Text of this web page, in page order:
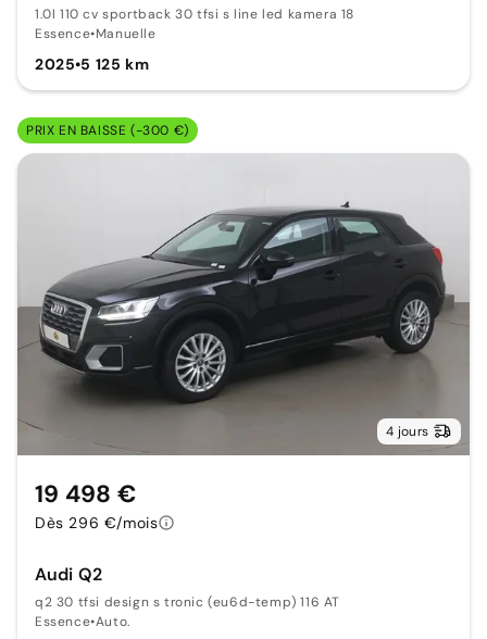
1.0l 110 cv sportback 30 tfsi s line led kamera 18
Essence•Manuelle
2025•5 125 km
PRIX EN BAISSE (-300 €)
4 jours
Audi Q2
q2 30 tfsi design s tronic (eu6d-temp) 116 AT
Essence•Auto.
19 498 €
Dès 296 €/mois